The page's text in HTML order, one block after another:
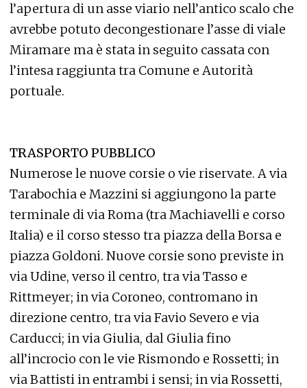
l’apertura di un asse viario nell’antico scalo che
avrebbe potuto decongestionare l’asse di viale
Miramare ma è stata in seguito cassata con
l’intesa raggiunta tra Comune e Autorità
portuale.
TRASPORTO PUBBLICO
Numerose le nuove corsie o vie riservate. A via
Tarabochia e Mazzini si aggiungono la parte
terminale di via Roma (tra Machiavelli e corso
Italia) e il corso stesso tra piazza della Borsa e
piazza Goldoni. Nuove corsie sono previste in
via Udine, verso il centro, tra via Tasso e
Rittmeyer; in via Coroneo, contromano in
direzione centro, tra via Favio Severo e via
Carducci; in via Giulia, dal Giulia fino
all’incrocio con le vie Rismondo e Rossetti; in
via Battisti in entrambi i sensi; in via Rossetti,